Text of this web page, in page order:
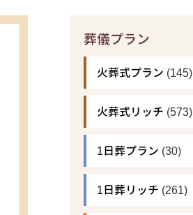
葬儀プラン
火葬式プラン (145)
火葬式リッチ (573)
1日葬プラン (30)
1日葬リッチ (261)